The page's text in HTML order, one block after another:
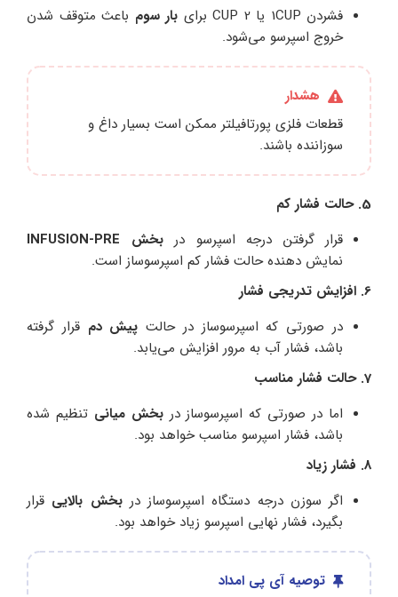
فشردن 1CUP یا CUP 2 برای بار سوم باعث متوقف شدن
خروج اسپرسو می‌شود.
هشدار
قطعات فلزی پورتافیلتر ممکن است بسیار داغ و
سوزاننده باشند.
5. حالت فشار کم
قرار گرفتن درجه اسپرسو دربخش INFUSION-PRE
نمایش دهنده حالت فشار کم اسپرسوساز است.
6. افزایش تدریجی فشار
در صورتی که اسپرسوساز در حالت پیش دمقرار گرفته
باشد، فشار آب به مرور افزایش می‌یابد.
7. حالت فشار مناسب
اما در صورتی که اسپرسوساز دربخش میانی تنظیم شده
باشد، فشار اسپرسو مناسب خواهد بود.
8. فشار زیاد
اگر سوزن درجه دستگاه اسپرسوساز دربخش بالایی قرار
بگیرد، فشار نهایی اسپرسو زیاد خواهد بود.
توصیه آی پی امداد